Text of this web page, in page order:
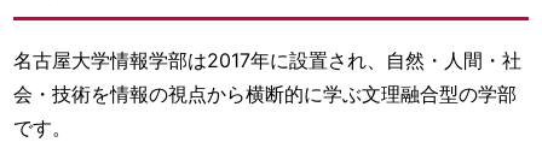
名古屋大学情報学部は2017年に設置され、自然・人間・社
会・技術を情報の視点から横断的に学ぶ文理融合型の学部
です。